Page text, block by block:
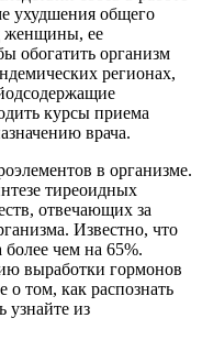
ухудшения общего
женщины, ее
обогатить организм
регионах,
курсы приема
врача.
в организме.
тиреоидных
отвечающих за
Известно, что
чем на 65%.
выработки гормонов
о том, как распознать
узнайте из